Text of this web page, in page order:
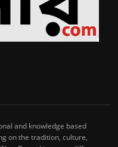
and knowledge based
on the tradition, culture,